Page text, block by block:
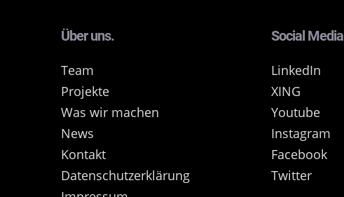
Über uns.
Team
Projekte
Was wir machen
News
Kontakt
Datenschutzerklärung
Social
LinkedIn
XING
Youtube
Instagram
Facebook
Twitter